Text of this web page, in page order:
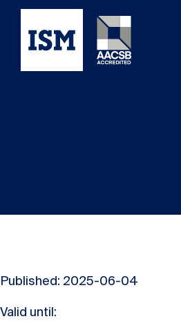
Published: 2025-06-04
Valid until: